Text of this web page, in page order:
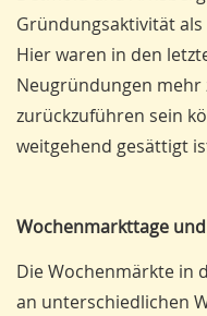
Gründungsaktivität
Hier waren in den
Neugründungen mehr
zurückzuführen sein
weitgehend gesättigt
Wochenmarkttage
Die Wochenmärkte in
an unterschiedlichen